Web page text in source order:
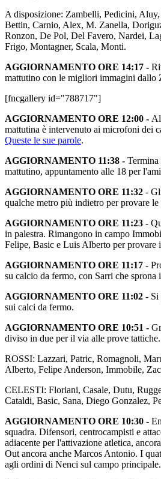
A disposizione: Zambelli, Pedicini,
Bettin, Carnio, Alex, M. Zanella,
Ronzon, De Pol, Del Favero, Nardei,
Frigo, Montagner, Scala, Monti.
AGGIORNAMENTO ORE 14:17 -
mattutino con le migliori immagini dallo
[fncgallery id="788717"]
AGGIORNAMENTO ORE 12:00 -
mattutina è intervenuto ai microfoni dei
Queste le sue parole.
AGGIORNAMENTO 11:38 -
mattutino, appuntamento alle 18 per
AGGIORNAMENTO ORE 11:32 -
qualche metro più indietro per provare
AGGIORNAMENTO ORE 11:23 -
in palestra. Rimangono in campo
Felipe, Basic e Luis Alberto per provare
AGGIORNAMENTO ORE 11:17 -
su calcio da fermo, con Sarri che sprona
AGGIORNAMENTO ORE 11:02 - Si
sui calci da fermo.
AGGIORNAMENTO ORE 10:51 -
diviso in due per il via alle prove tattiche.
ROSSI: Lazzari, Patric, Romagnoli,
Alberto, Felipe Anderson, Immobile,
CELESTI: Floriani, Casale, Dutu,
Cataldi, Basic, Sana, Diego Gonzalez,
AGGIORNAMENTO ORE 10:30 -
squadra. Difensori, centrocampisti e
adiacente per l'attivazione atletica,
Out ancora anche Marcos Antonio. I
agli ordini di Nenci sul campo principale.